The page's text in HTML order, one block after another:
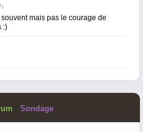
)
mais pas le courage de
:)
Sondage